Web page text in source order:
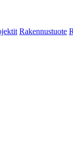
Rakennustuote